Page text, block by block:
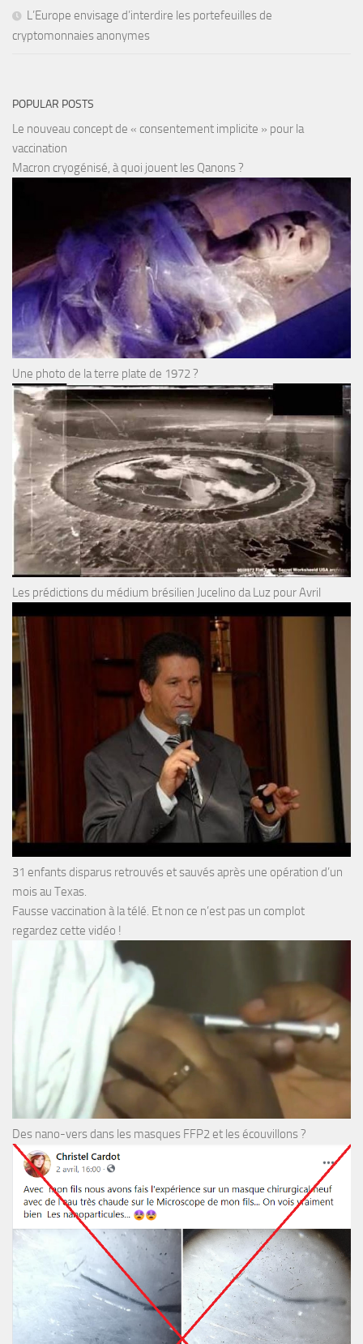
L’Europe envisage d’interdire les portefeuilles de
cryptomonnaies anonymes
POPULAR POSTS
Le nouveau concept de « consentement implicite » pour la
vaccination
Macron cryogénisé, à quoi jouent les Qanons ?
Une photo de la terre plate de 1972 ?
Les prédictions du médium brésilien Jucelino da Luz pour Avril
31 enfants disparus retrouvés et sauvés après une opération d’un
mois au Texas.
Fausse vaccination à la télé. Et non ce n’est pas un complot
regardez cette vidéo !
Des nano-vers dans les masques FFP2 et les écouvillons ?